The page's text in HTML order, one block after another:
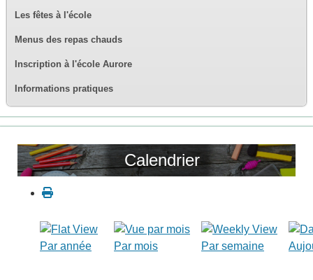
Les fêtes à l'école
Menus des repas chauds
Inscription à l'école Aurore
Informations pratiques
Calendrier
Par année Par mois Par semaine